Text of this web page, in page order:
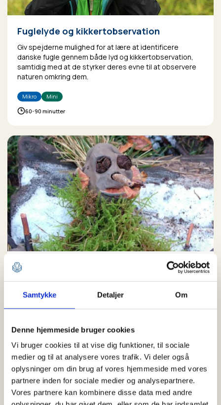
Samtykke Detaljer Om
Denne hjemmeside bruger cookies
Vi bruger cookies til at vise dig funktioner, til sociale
medier og til at analysere vores trafik. Vi deler også
oplysninger om din brug af vores hjemmeside med vores
partnere inden for sociale medier og analysepartnere.
Vores partnere kan kombinere disse data med andre
Fuglelyde og kikkertobservation
Giv spejderne mulighed for at lære at identificere
danske fugle gennem både lyd og kikkertobservation,
samtidig med at de styrker deres evne til at observere
naturen omkring dem.
Mikro
Mini
60-90 minutter
Træ-trolde
Spejderne bruger deres fantasi til at lave deres egen
skov-trold ud af materialer fra naturen. Aktiviteten er en